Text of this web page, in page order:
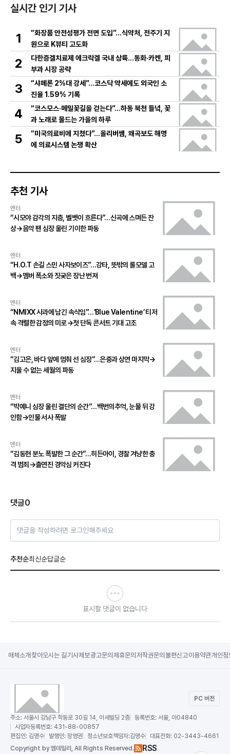
실시간 인기 기사
1
“화장품 안전성평가 전면 도입”…식약처, 전주기 지
원으로 K뷰티 고도화
2
다한증겔치료제 에크락겔 국내 상륙…동화·카켄, 피
부과 시장 공략
3
“샤페론 2%대 강세”…코스닥 약세에도 외국인 소
진율 1.59% 기록
4
“코스모스·메밀꽃길을 걷는다”…하동 북천 들녘, 꽃
과 노래로 물드는 가을의 하루
5
“미국의료비에 지쳤다”…올리버쌤, 왜곡보도 해명
에 의료시스템 논쟁 확산
추천 기사
엔터
“시모야 감각의 지층, 벨벳이 흐른다”…신곡에 스며든 잔
상→음악 팬 심장 울린 기이한 파동
엔터
“H.O.T 손길 스민 사자보이즈”…강타, 뜻밖의 롤모델 고
백→멤버 폭소와 짓궂은 장난 번져
엔터
“NMIXX 사과에 남긴 속삭임”…‘Blue Valentine’ 티저
속 격렬한 감정의 미로→첫 단독 콘서트 기대 고조
엔터
“김고은, 바다 앞에 멈춰 선 심장”…은중과 상연 마지막→
지울 수 없는 세월의 파동
엔터
“박예니 심장 울린 결단의 순간”…백번의추억, 눈물 뒤 강
인함→인물 서사 폭발
엔터
“김동현 분노 폭발한 그 순간”…히든아이, 경찰 겨냥한 충
격 범죄→출연진 경악심 커진다
댓글0
댓글을 작성하려면 로그인해주세요
추천순최신순답글순
표시할 댓글이 없습니다
매체소개 찾아오시는 길기사제보광고문의 제휴문의 저작권문의 불편신고이용약관개인정
PC 버전
주소: 서울시 강남구 학동로 30길 14, 이세빌딩 2층 등록번호: 서울, 아04840
사업자등록번호: 431-88-00857
편집인: 김명수 발행인: 장영권 청소년보호책임자:김명수 대표전화: 02-3443-4661
Copyright by 엠데일리, All Rights Reserved. RSS